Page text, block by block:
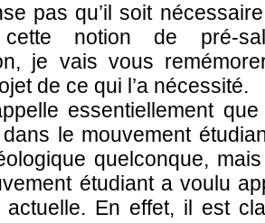
pas qu’il soit
cette notion de pré-
je vais vous
de ce qui l’a nécessité.
essentiellement
le mouvement
quelconque,
étudiant a voulu
actuelle. En effet, il est